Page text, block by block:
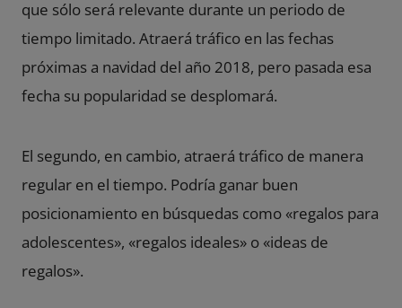
que sólo será relevante durante un periodo de
tiempo limitado. Atraerá tráfico en las fechas
próximas a navidad del año 2018, pero pasada esa
fecha su popularidad se desplomará.
El segundo, en cambio, atraerá tráfico de manera
regular en el tiempo. Podría ganar buen
posicionamiento en búsquedas como «regalos para
adolescentes», «regalos ideales» o «ideas de
regalos».